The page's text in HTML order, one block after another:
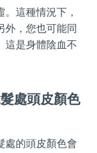
。這種情況下，
外，您也可能同
這是身體陰血不
髮處頭皮顏色
處的頭皮顏色會